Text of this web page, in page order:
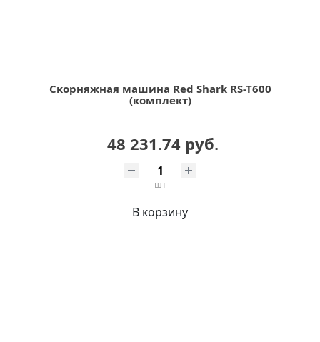
Скорняжная машина Red Shark RS-T600
(комплект)
48 231.74 руб.
шт
В корзину